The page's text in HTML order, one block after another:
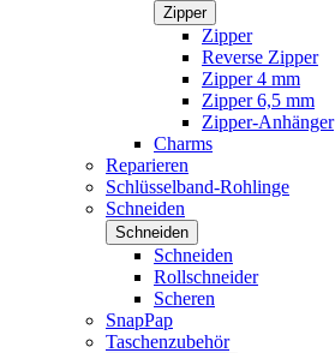
Zipper
Zipper
Reverse Zipper
Zipper 4 mm
Zipper 6,5 mm
Zipper-Anhänger
Charms
Reparieren
Schlüsselband-Rohlinge
Schneiden
Schneiden
Schneiden
Rollschneider
Scheren
SnapPap
Taschenzubehör